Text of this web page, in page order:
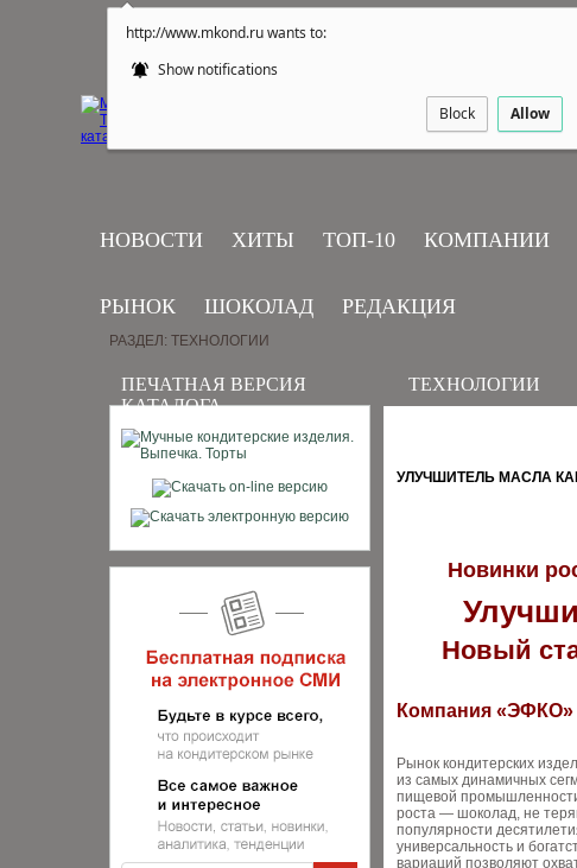
http://www.mkond.ru wants to:
Show notifications
Block Allow
НОВОСТИ ХИТЫ ТОП-10 КОМПАНИИ
РЫНОК ШОКОЛАД РЕДАКЦИЯ
ПЕЧАТНАЯ ВЕРСИЯ
КАТАЛОГА
РАЗДЕЛ: ТЕХНОЛОГИИ
ТЕХНОЛОГИИ
УЛУЧШИТЕЛЬ МАСЛА
Новинки
Новый
Компания «ЭФКО»
Рынок кондитерских
из самых динамичных
пищевой
роста — шоколад, не
популярности
универсальность и
вариаций позволяют